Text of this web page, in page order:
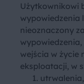
Użytkownikowi
wypowiedzenia
nieoznaczony
wejścia w życie
eksploatacji, w